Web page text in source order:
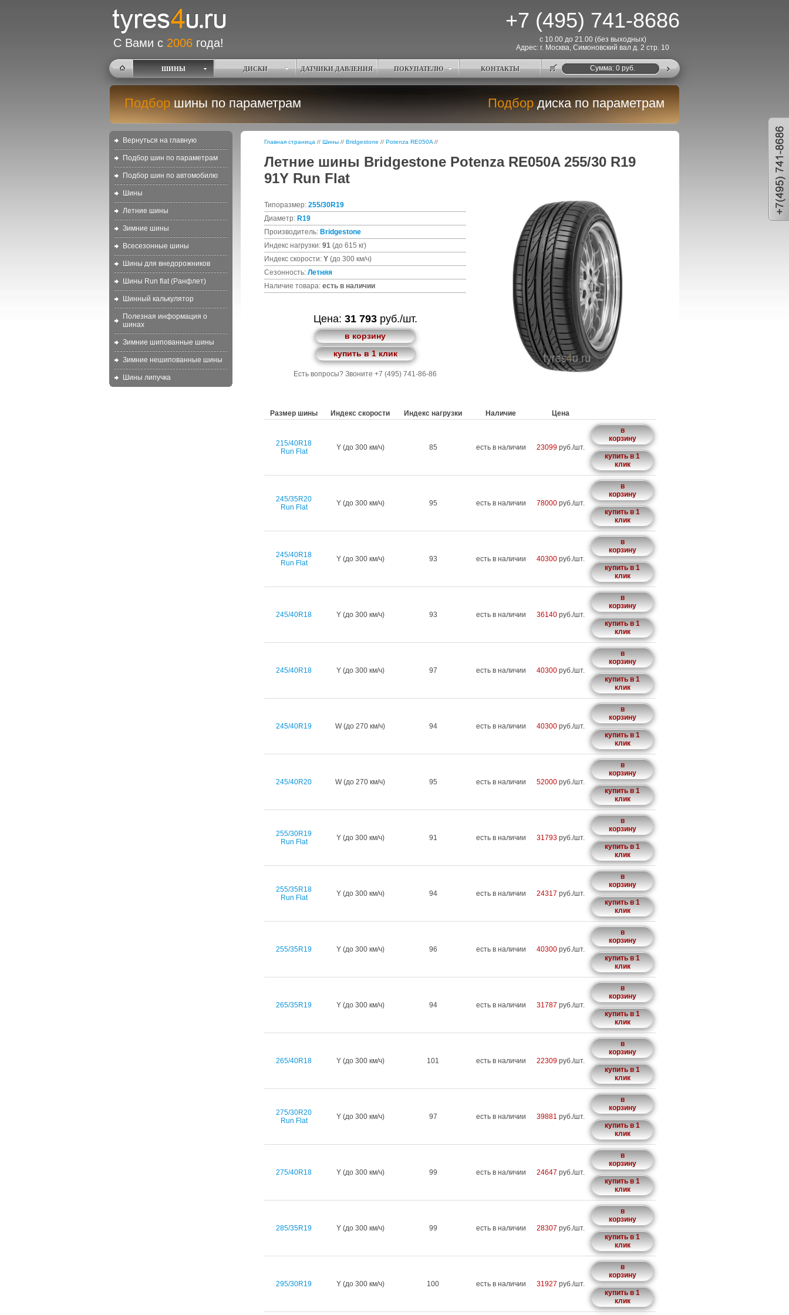
+7 (495) 741-8686
С Вами с 2006 года!
с 10.00 до 21.00 (без выходных)
Адрес: г. Москва, Симоновский вал д. 2 стр. 10
ШИНЫ ДИСКИ ДАТЧИКИ ДАВЛЕНИЯ ПОКУПАТЕЛЮ КОНТАКТЫ Cумма: 0руб.
Подбор шины по параметрам Подбор диска по параметрам
Вернуться на главную
Подбор шин по параметрам
Подбор шин по автомобилю
Шины
Летние шины
Зимние шины
Всесезонные шины
Шины для внедорожников
Шины Run flat (Ранфлет)
Шинный калькулятор
Полезная информация о
шинах
Зимние шипованные шины
Зимние нешипованные шины
Шины липучка
Главная страница // Шины // Bridgestone // Potenza RE050A //
Летние шины Bridgestone Potenza RE050A 255/30 R19
91Y Run Flat
Типоразмер: 255/30R19
Диаметр: R19
Производитель: Bridgestone
Индекс нагрузки: 91 (до 615 кг)
Индекс скорости: Y (до 300 км/ч)
Сезонность: Летняя
Наличие товара: есть в наличии
Цена: 31 793руб./шт.
в корзину
купить в 1 клик
Есть вопросы? Звоните +7 (495) 741-86-86
Размер шины Индекс скорости Индекс нагрузки Наличие Цена
215/40R18
Run Flat
Y (до 300 км/ч) 85 есть в наличии 23099 руб./шт.
в
корзину
купить в 1
клик
245/35R20
Run Flat
Y (до 300 км/ч) 95 есть в наличии 78000 руб./шт.
в
корзину
купить в 1
клик
245/40R18
Run Flat
Y (до 300 км/ч) 93 есть в наличии 40300 руб./шт.
в
корзину
купить в 1
клик
245/40R18 Y (до 300 км/ч) 93 есть в наличии 36140 руб./шт.
в
корзину
купить в 1
клик
245/40R18 Y (до 300 км/ч) 97 есть в наличии 40300 руб./шт.
в
корзину
купить в 1
клик
245/40R19 W (до 270 км/ч) 94 есть в наличии 40300 руб./шт.
в
корзину
купить в 1
клик
245/40R20 W (до 270 км/ч) 95 есть в наличии 52000 руб./шт.
в
корзину
купить в 1
клик
255/30R19
Run Flat
Y (до 300 км/ч) 91 есть в наличии 31793 руб./шт.
в
корзину
купить в 1
клик
255/35R18
Run Flat
Y (до 300 км/ч) 94 есть в наличии 24317 руб./шт.
в
корзину
купить в 1
клик
255/35R19 Y (до 300 км/ч) 96 есть в наличии 40300 руб./шт.
в
корзину
купить в 1
клик
265/35R19 Y (до 300 км/ч) 94 есть в наличии 31787 руб./шт.
в
корзину
купить в 1
клик
265/40R18 Y (до 300 км/ч) 101 есть в наличии 22309 руб./шт.
в
корзину
купить в 1
клик
275/30R20
Run Flat
Y (до 300 км/ч) 97 есть в наличии 39881 руб./шт.
в
корзину
купить в 1
клик
275/40R18 Y (до 300 км/ч) 99 есть в наличии 24647 руб./шт.
в
корзину
купить в 1
клик
285/35R19 Y (до 300 км/ч) 99 есть в наличии 28307 руб./шт.
в
корзину
купить в 1
клик
295/30R19 Y (до 300 км/ч) 100 есть в наличии 31927 руб./шт.
в
корзину
купить в 1
клик